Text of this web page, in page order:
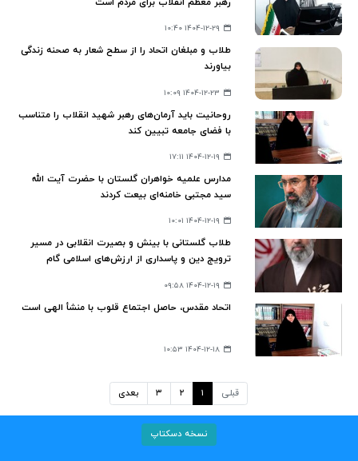
۱۴۰۴-۱۲-۲۹ ۱۰:۴۰
طلاب و مبلغان اتحاد را از سطح شعار به صحنه‌ زندگی
بیاورند
۱۴۰۴-۱۲-۲۳ ۱۰:۰۹
روحانیت باید آرمان‌های رهبر شهید انقلاب را متناسب
با فضای جامعه تبیین کند
۱۴۰۴-۱۲-۱۹ ۱۷:۱۱
مدارس علمیه خواهران گلستان با حضرت آیت الله
سید مجتبی خامنه‌ای بیعت کردند
۱۴۰۴-۱۲-۱۹ ۱۰:۰۱
طلاب گلستانی با بینش و بصیرت انقلابی در مسیر
ترویج دین و پاسداری از ارزش‌های اسلامی گام
۱۴۰۴-۱۲-۱۹ ۰۹:۵۸
اتحاد مقدس، حاصل اجتماع قلوب با منشأ الهی است
۱۴۰۴-۱۲-۱۸ ۱۰:۵۳
قبلی ۱ ۲ ۳ بعدی
نسخه دسکتاپ